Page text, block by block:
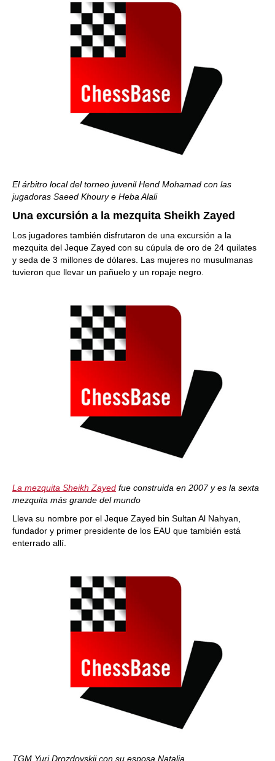
El árbitro local del torneo juvenilHend Mohamad con las
jugadoras Saeed Khoury e Heba Alali
Una excursión a la mezquita Sheikh Zayed
Los jugadores también disfrutaron de una excursión a la
mezquita del Jeque Zayed con su cúpula de oro de 24 quilates
y seda de 3 millones de dólares. Las mujeres no musulmanas
tuvieron que llevar un pañuelo y un ropaje negro.
La mezquita Sheikh Zayed fue construida en 2007 y es la sexta
mezquita más grande del mundo
Lleva su nombre por el Jeque Zayed bin Sultan Al Nahyan,
fundador y primer presidente de los EAU que también está
enterrado allí.
TGM Yuri Drozdovskij con su esposa Natalia